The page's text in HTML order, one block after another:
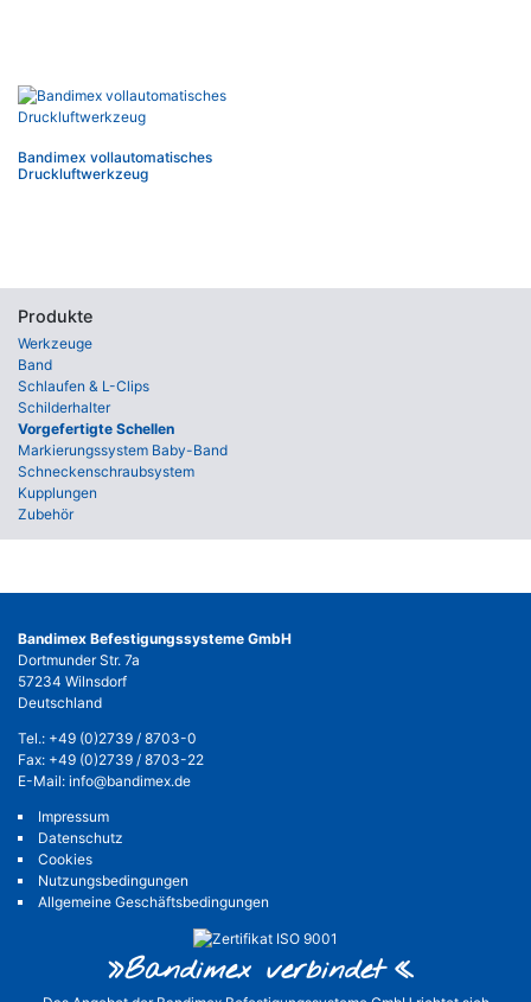
Bandimex vollautomatisches
Druckluftwerkzeug
Produkte
Werkzeuge
Band
Schlaufen & L-Clips
Schilderhalter
Vorgefertigte Schellen
Markierungssystem Baby-Band
Schneckenschraubsystem
Kupplungen
Zubehör
Bandimex Befestigungssysteme GmbH
Dortmunder Str. 7a
57234 Wilnsdorf
Deutschland
Tel.: +49 (0)2739 / 8703-0
Fax: +49 (0)2739 / 8703-22
E-Mail: info@bandimex.de
Impressum
Datenschutz
Cookies
Nutzungsbedingungen
Allgemeine Geschäftsbedingungen
»Bandimex verbindet«